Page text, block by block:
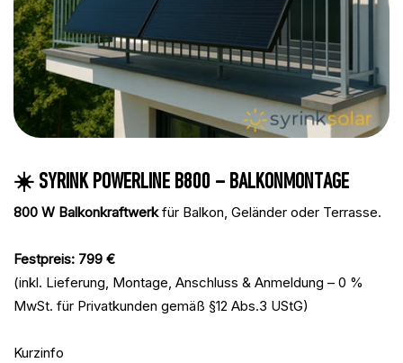
☀️ SYRINK POWERLINE B800 – BALKONMONTAGE
800 W Balkonkraftwerkfür Balkon, Geländer oder Terrasse.
Festpreis: 799 €
(inkl. Lieferung, Montage, Anschluss & Anmeldung – 0 %
MwSt. für Privatkunden gemäß §12 Abs.3 UStG)
Kurzinfo